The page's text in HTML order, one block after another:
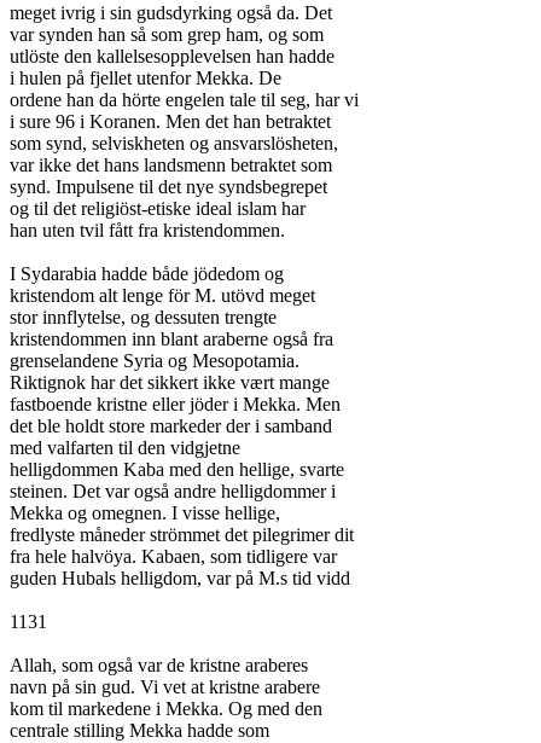
meget ivrig i sin gudsdyrking også da. Det
var synden han så som grep ham, og som
utlöste den kallelsesopplevelsen han hadde
i hulen på fjellet utenfor Mekka. De
ordene han da hörte engelen tale til seg, har vi
i sure 96 i Koranen. Men det han betraktet
som synd, selviskheten og ansvarslösheten,
var ikke det hans landsmenn betraktet som
synd. Impulsene til det nye syndsbegrepet
og til det religiöst-etiske ideal islam har
han uten tvil fått fra kristendommen.
I Sydarabia hadde både jödedom og
kristendom alt lenge för M. utövd meget
stor innflytelse, og dessuten trengte
kristendommen inn blant araberne også fra
grenselandene Syria og Mesopotamia.
Riktignok har det sikkert ikke vært mange
fastboende kristne eller jöder i Mekka. Men
det ble holdt store markeder der i samband
med valfarten til den vidgjetne
helligdommen Kaba med den hellige, svarte
steinen. Det var også andre helligdommer i
Mekka og omegnen. I visse hellige,
fredlyste måneder strömmet det pilegrimer dit
fra hele halvöya. Kabaen, som tidligere var
guden Hubals helligdom, var på M.s tid vidd
1131
Allah, som også var de kristne araberes
navn på sin gud. Vi vet at kristne arabere
kom til markedene i Mekka. Og med den
centrale stilling Mekka hadde som